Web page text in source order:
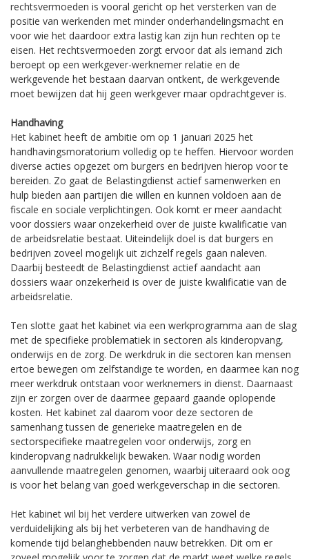
rechtsvermoeden is vooral gericht op het versterken van de
positie van werkenden met minder onderhandelingsmacht en
voor wie het daardoor extra lastig kan zijn hun rechten op te
eisen. Het rechtsvermoeden zorgt ervoor dat als iemand zich
beroept op een werkgever-werknemer relatie en de
werkgevende het bestaan daarvan ontkent, de werkgevende
moet bewijzen dat hij geen werkgever maar opdrachtgever is.
Handhaving
Het kabinet heeft de ambitie om op 1 januari 2025 het
handhavingsmoratorium volledig op te heffen. Hiervoor worden
diverse acties opgezet om burgers en bedrijven hierop voor te
bereiden. Zo gaat de Belastingdienst actief samenwerken en
hulp bieden aan partijen die willen en kunnen voldoen aan de
fiscale en sociale verplichtingen. Ook komt er meer aandacht
voor dossiers waar onzekerheid over de juiste kwalificatie van
de arbeidsrelatie bestaat. Uiteindelijk doel is dat burgers en
bedrijven zoveel mogelijk uit zichzelf regels gaan naleven.
Daarbij besteedt de Belastingdienst actief aandacht aan
dossiers waar onzekerheid is over de juiste kwalificatie van de
arbeidsrelatie.
Ten slotte gaat het kabinet via een werkprogramma aan de slag
met de specifieke problematiek in sectoren als kinderopvang,
onderwijs en de zorg. De werkdruk in die sectoren kan mensen
ertoe bewegen om zelfstandige te worden, en daarmee kan nog
meer werkdruk ontstaan voor werknemers in dienst. Daarnaast
zijn er zorgen over de daarmee gepaard gaande oplopende
kosten. Het kabinet zal daarom voor deze sectoren de
samenhang tussen de generieke maatregelen en de
sectorspecifieke maatregelen voor onderwijs, zorg en
kinderopvang nadrukkelijk bewaken. Waar nodig worden
aanvullende maatregelen genomen, waarbij uiteraard ook oog
is voor het belang van goed werkgeverschap in die sectoren.
Het kabinet wil bij het verdere uitwerken van zowel de
verduidelijking als bij het verbeteren van de handhaving de
komende tijd belanghebbenden nauw betrekken. Dit om er